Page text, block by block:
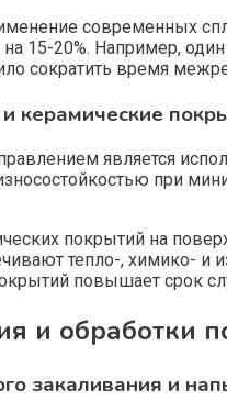
современных
15-20%. Например,
сократить время
керамические
является
при
покрытий на
тепло-, химико- и
повышает срок
и обработки
закаливания и